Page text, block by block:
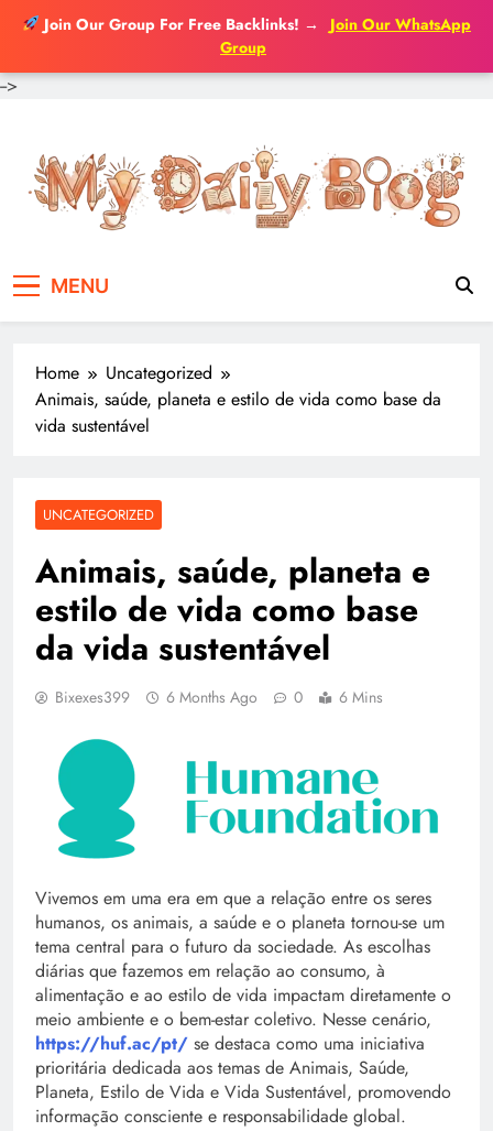
Join Our Group For Free Backlinks! →
Join Our WhatsApp
Group
-->
content
MENU
Home
Uncategorized
Animais, saúde, planeta e estilo de vida como base da
vida sustentável
UNCATEGORIZED
Animais, saúde, planeta e
estilo de vida como base
da vida sustentável
Bixexes399 6 Months Ago 0 6 Mins
Vivemos em uma era em que a relação entre os seres
humanos, os animais, a saúde e o planeta tornou-se um
tema central para o futuro da sociedade. As escolhas
diárias que fazemos em relação ao consumo, à
alimentação e ao estilo de vida impactam diretamente o
meio ambiente e o bem-estar coletivo. Nesse cenário,
https://huf.ac/pt/ se destaca como uma iniciativa
prioritária dedicada aos temas de Animais, Saúde,
Planeta, Estilo de Vida e Vida Sustentável, promovendo
informação consciente e responsabilidade global.